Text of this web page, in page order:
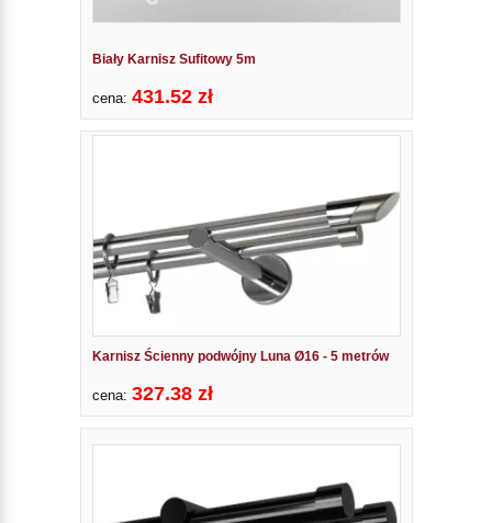
Biały Karnisz Sufitowy 5m
cena: 431.52 zł
Karnisz Ścienny podwójny Luna Ø16 - 5 metrów
cena: 327.38 zł